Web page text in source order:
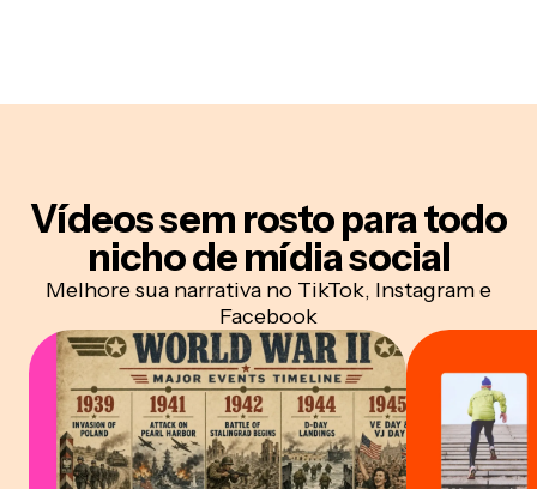
Vídeos sem rosto para todo
nicho de mídia social
Melhore sua narrativa no TikTok, Instagram e
Facebook